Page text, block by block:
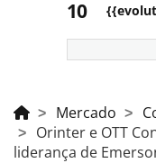
Mercado
Orinter e OTT
liderança de